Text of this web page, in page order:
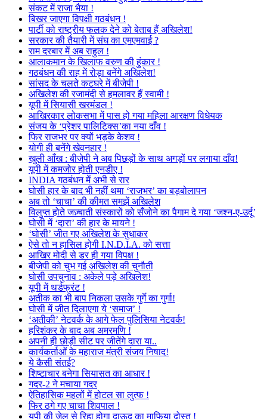
संकट में राजा भैया !
बिखर जाएगा विपक्षी गठबंधन !
पार्टी को राष्ट्रीय फलक देने को बेताब हैं अखिलेश!
सरकार की तैयारी में संघ का एमएमवाई ?
राम दरबार में अब राहुल !
आलाकमान के खिलाफ वरुण की हुंकार !
गठबंधन की राह में रोड़ा बनेंगे अखिलेश!
सांसद के चलते कटघरे में बीजेपी !
अखिलेश की रजामंदी से हमलावर हैं स्वामी !
यूपी में सियासी खरमंडल !
आखिरकार लोकसभा में पास हो गया महिला आरक्षण विधेयक
संजय के ‘प्रेशर पालिटिक्स’का नया दाँव !
फिर राजभर पर क्यों भड़के केशव !
योगी ही बनेंगे खेवनहार !
खुली आँख : बीजेपी ने अब पिछड़ों के साथ अगड़ों पर लगाया दाँव!
यूपी में कमजोर होती एनडीए !
INDIA गठबंधन में अभी से रार
घोसी हार के बाद भी नहीं थमा ‘राजभर’ का बड़बोलापन
अब तो ‘चाचा’ की कीमत समझें अखिलेश
विलुप्त होते जज़्बाती संस्कारों को सँजोने का पैगाम दे गया ‘जश्न-ए-उर्दू’
घोसी में ‘दारा’ की हार के मायने !
‘घोसी’ जीत गए अखिलेश के सुधाकर
ऐसे तो न हासिल होगी I.N.D.I.A. को सत्ता
आखिर मोदी से डर ही गया विपक्ष !
बीजेपी को चुभ गई अखिलेश की चुनौती
घोसी उपचुनाव : अकेले पड़े अखिलेश!
यूपी में थर्डफ्रंट !
अतीक का भी बाप निकला उसके गुर्गे का गुर्गा!
घोसी में जीत दिलाएगा ये ‘समाज’ !
‘अतीकी’ नेटवर्क के आगे फेल पुलिसिया नेटवर्क!
हरिशंकर के बाद अब अमरमणि !
अपनी ही छोड़ी सीट पर जीतेंगे दारा या..
कार्यकर्ताओं के महाराज मंत्री संजय निषाद!
ये कैसी संतई?
शिष्टाचार बनेगा सियासत का आधार !
गदर-2 ने मचाया गदर
ऐतिहासिक महलों में होटल सा लुत्फ !
फिर ठगे गए चाचा शिवपाल !
यूपी की जेल से रिहा होगा दाऊद का माफिया दोस्त !